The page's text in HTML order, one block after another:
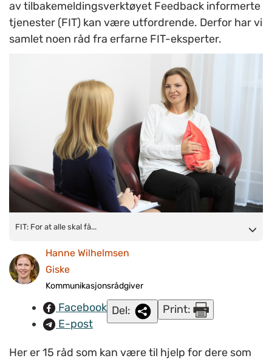
av tilbakemeldingsverktøyet Feedback informerte
tjenester (FIT) kan være utfordrende. Derfor har vi
samlet noen råd fra erfarne FIT-eksperter.
FIT: For at alle skal få en fin opplevelse og se mulighetene som
bli presentert for dette.
(Illustrasjonsfoto:
FIT: For at alle skal få...
Hanne Wilhelmsen
Giske
Kommunikasjonsrådgiver
Facebook
E-post
Del: Print:
Her er 15 råd som kan være til hjelp for dere som